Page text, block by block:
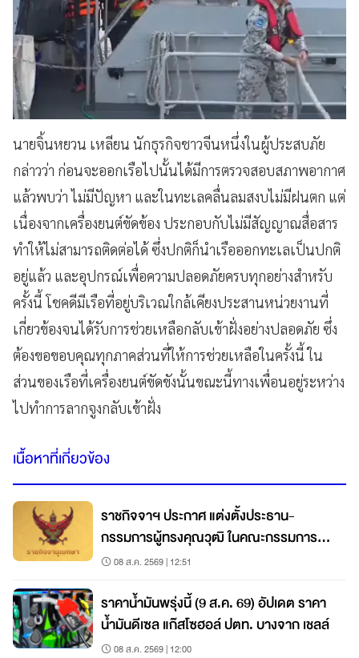
นายจิ้นหยวน เหลียน นักธุรกิจชาวจีนหนึ่งในผู้ประสบภัย
กล่าวว่า ก่อนจะออกเรือไปนั้นได้มีการตรวจสอบสภาพอากาศ
แล้วพบว่า ไม่มีปัญหา และในทะเลคลื่นลมสงบไม่มีฝนตก แต่
เนื่องจากเครื่องยนต์ขัดข้อง ประกอบกับไม่มีสัญญาณสื่อสาร
ทำให้ไม่สามารถติดต่อได้ ซึ่งปกติก็นำเรือออกทะเลเป็นปกติ
อยู่แล้ว และอุปกรณ์เพื่อความปลอดภัยครบทุกอย่างสำหรับ
ครั้งนี้ โชคดีมีเรือที่อยู่บริเวณใกล้เคียงประสานหน่วยงานที่
เกี่ยวข้องจนได้รับการช่วยเหลือกลับเข้าฝั่งอย่างปลอดภัย ซึ่ง
ต้องขอขอบคุณทุกภาคส่วนที่ให้การช่วยเหลือในครั้งนี้ ใน
ส่วนของเรือที่เครื่องยนต์ขัดขังนั้นขณะนี้ทางเพื่อนอยู่ระหว่าง
ไปทำการลากจูงกลับเข้าฝั่ง
เนื้อหาที่เกี่ยวข้อง
ราชกิจจาฯ ประกาศ แต่งตั้งประธาน-
กรรมการผู้ทรงคุณวุฒิ ในคณะกรรมการ
สดร.08 ส.ค. 2569 | 12:51
ราคาน้ำมันพรุ่งนี้ (9 ส.ค. 69) อัปเดต ราคา
น้ำมันดีเซล แก๊สโซฮอล์ ปตท. บางจาก เชลล์
08 ส.ค. 2569 | 12:00